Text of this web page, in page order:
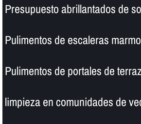
Presupuesto abrillantados de
Pulimentos de escaleras
Pulimentos de portales de
limpieza en comunidades de